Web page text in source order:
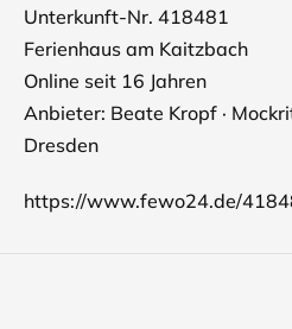
Unterkunft-Nr. 418481
Ferienhaus am Kaitzbach
Online seit 16 Jahren
Anbieter: Beate Kropf ·
Dresden
https://www.fewo24.de/